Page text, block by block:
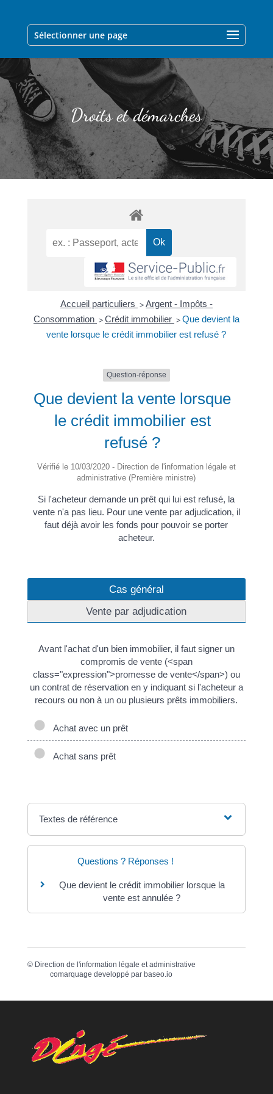
Sélectionner une page
Droits et démarches
Accueil particuliers > Argent - Impôts -
Consommation > Crédit immobilier > Que devient la
vente lorsque le crédit immobilier est refusé ?
Question-réponse
Que devient la vente lorsque
le crédit immobilier est
refusé ?
Vérifié le 10/03/2020 - Direction de l'information légale et
administrative (Première ministre)
Si l'acheteur demande un prêt qui lui est refusé, la
vente n'a pas lieu. Pour une vente par adjudication, il
faut déjà avoir les fonds pour pouvoir se porter
acheteur.
Cas général
Vente par adjudication
Avant l'achat d'un bien immobilier, il faut signer un
compromis de vente (<span
class="expression">promesse de vente</span>) ou
un contrat de réservation en y indiquant si l'acheteur a
recours ou non à un ou plusieurs prêts immobiliers.
Achat avec un prêt
Achat sans prêt
Textes de référence
Questions ? Réponses !
Que devient le crédit immobilier lorsque la
vente est annulée ?
© Direction de l'information légale et administrative
comarquage developpé parbaseo.io